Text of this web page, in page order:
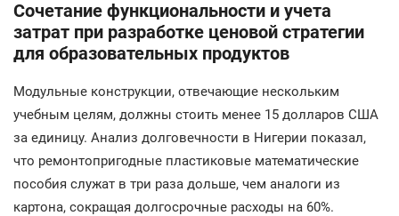
Сочетание функциональности и учета
затрат при разработке ценовой стратегии
для образовательных продуктов
Модульные конструкции, отвечающие нескольким
учебным целям, должны стоить менее 15 долларов США
за единицу. Анализ долговечности в Нигерии показал,
что ремонтопригодные пластиковые математические
пособия служат в три раза дольше, чем аналоги из
картона, сокращая долгосрочные расходы на 60%.